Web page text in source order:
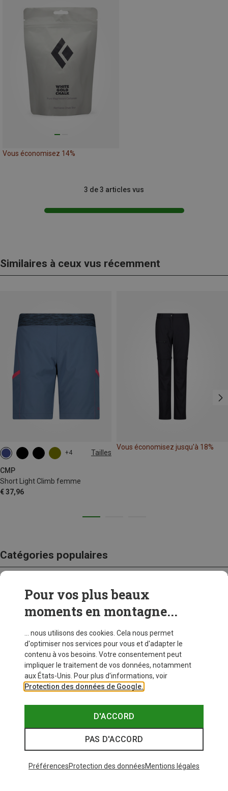
Vous économisez 14%
3 de 3 articles vus
Similaires à ceux vus récemment
+4 Tailles
CMP
Short Light Climb femme
€ 37,96
XXS S M
3XL
Vous économisez jusqu'à 18%
Catégories populaires
CRAMPONS
Pour vos plus beaux
moments en montagne...
... nous utilisons des cookies. Cela nous permet
d'optimiser nos services pour vous et d'adapter le
contenu à vos besoins. Votre consentement peut
impliquer le traitement de vos données, notamment
aux États-Unis. Pour plus d'informations, voir
Protection des données de Google.
D'ACCORD
PAS D'ACCORD
PréférencesProtection des donnéesMentions légales